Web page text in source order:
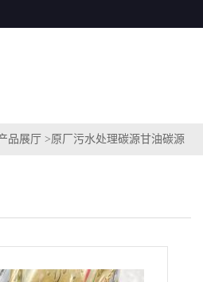
品展厅 >原厂污水处理碳源甘油碳源